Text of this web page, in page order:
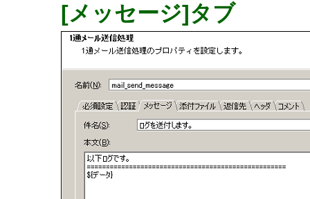
[メッセージ]タブ